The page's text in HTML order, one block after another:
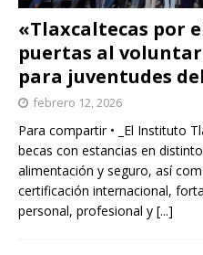
«Tlaxcaltecas por
puertas al
para juventudes
febrero 12, 2026
Para compartir • _El Instituto
becas con estancias en
alimentación y seguro, así
certificación internacional,
personal, profesional y [...]